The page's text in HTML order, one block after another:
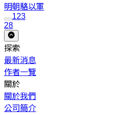
明朝駱以軍
123
28
探索
最新消息
作者一覽
關於
關於我們
公司簡介